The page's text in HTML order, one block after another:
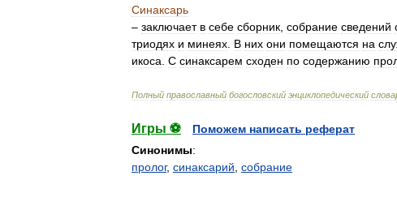
Синаксарь
– заключает в себе сборник собрание сведений
триодях и минеях В них они помещаются на
икоса С синаксарем сходен по содержанию
Полный православный богословский энциклопедический
Игры ⚽
Поможем написать реферат
Синонимы:
пролог, синаксарий собрание